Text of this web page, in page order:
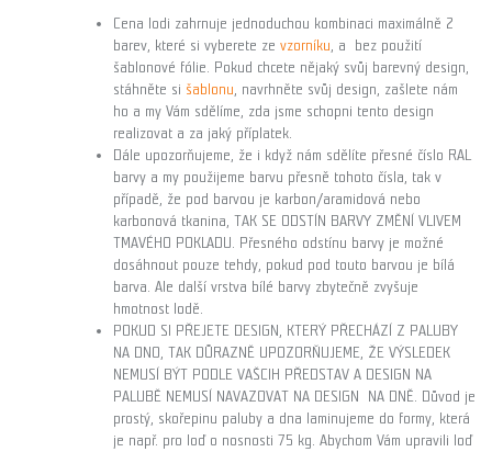
Cena lodi zahrnuje jednoduchou kombinaci maximálně 2
barev, které si vyberete ze vzorníku , a bez použití
šablonové fólie. Pokud chcete nějaký svůj barevný design,
stáhněte si šablonu , navrhněte svůj design, zašlete nám
ho a my Vám sdělíme, zda jsme schopni tento design
realizovat a za jaký příplatek.
Dále upozorňujeme, že i když nám sdělíte přesné číslo RAL
barvy a my použijeme barvu přesně tohoto čísla, tak v
případě, že pod barvou je karbon/aramidová nebo
karbonová tkanina, TAK SE ODSTÍN BARVY ZMĚNÍ VLIVEM
TMAVÉHO POKLADU. Přesného odstínu barvy je možné
dosáhnout pouze tehdy, pokud pod touto barvou je bílá
barva. Ale další vrstva bílé barvy zbytečně zvyšuje
hmotnost lodě.
POKUD SI PŘEJETE DESIGN, KTERÝ PŘECHÁZÍ Z PALUBY
NA DNO, TAK DŮRAZNĚ UPOZORŇUJEME, ŽE VÝSLEDEK
NEMUSÍ BÝT PODLE VAŠCIH PŘEDSTAV A DESIGN NA
PALUBĚ NEMUSÍ NAVAZOVAT NA DESIGN NA DNĚ. Důvod je
prostý, skořepinu paluby a dna laminujeme do formy, která
je např. pro loď o nosnosti 75 kg. Abychom Vám upravili loď